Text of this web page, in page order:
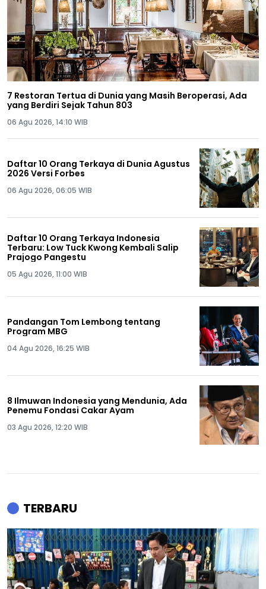
7 Restoran Tertua di Dunia yang Masih Beroperasi, Ada
yang Berdiri Sejak Tahun 803
06 Agu 2026, 14:10 WIB
Daftar 10 Orang Terkaya di Dunia Agustus
2026 Versi Forbes
06 Agu 2026, 06:05 WIB
Daftar 10 Orang Terkaya Indonesia
Terbaru: Low Tuck Kwong Kembali Salip
Prajogo Pangestu
05 Agu 2026, 11:00 WIB
Pandangan Tom Lembong tentang
Program MBG
04 Agu 2026, 16:25 WIB
8 Ilmuwan Indonesia yang Mendunia, Ada
Penemu Fondasi Cakar Ayam
03 Agu 2026, 12:20 WIB
TERBARU